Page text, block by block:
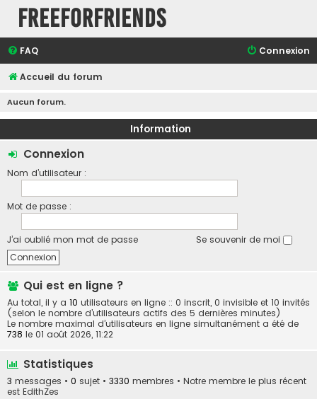
FreeForFriends
FAQ Connexion
Accueil du forum
Aucun forum.
Information
Connexion
Nom d’utilisateur :
Mot de passe :
J’ai oublié mon mot de passe Se souvenir de moi
Qui est en ligne ?
Au total, il y a 10 utilisateurs en ligne :: 0 inscrit, 0 invisible et 10 invités
(selon le nombre d’utilisateurs actifs des 5 dernières minutes)
Le nombre maximal d’utilisateurs en ligne simultanément a été de
738 le 01 août 2026, 11:22
Statistiques
3 messages • 0 sujet • 3330 membres • Notre membre le plus récent
est EdithZes